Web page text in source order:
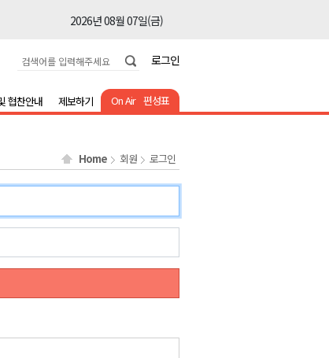
2026년 08월 07일(금)
2026년 08월 07일(금)
2026년 08월 07일(금)
2026년 08월 07일(금)
2026년 08월 07일(금)
2026년 08월 07일(금)
2026년 08월 07일(금)
로그인
On Air 편성표
협찬안내 제보하기
Home 회원 로그인